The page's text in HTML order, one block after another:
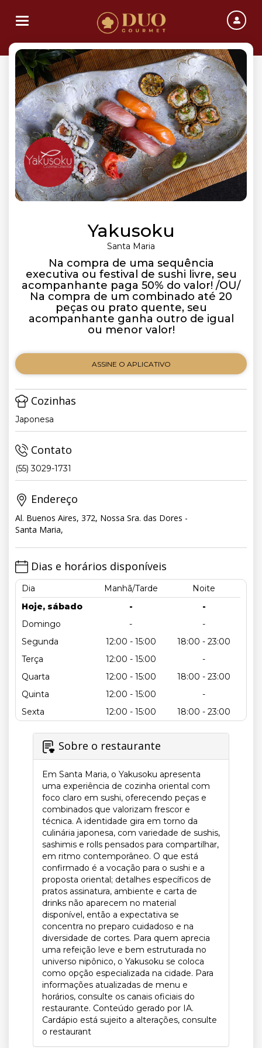
Toggle navigation
Yakusoku
Santa Maria
Na compra de uma sequência
executiva ou festival de sushi livre, seu
acompanhante paga 50% do valor! /OU/
Na compra de um combinado até 20
peças ou prato quente, seu
acompanhante ganha outro de igual
ou menor valor!
ASSINE O APLICATIVO
Cozinhas
Japonesa
Contato
(55) 3029-1731
Endereço
Al. Buenos Aires, 372, Nossa Sra. das Dores -
Santa Maria,
Dias e horários disponíveis
Dia Manhã/Tarde
Noite
Hoje, sábado
-
-
Domingo
-
-
Segunda
12:00 - 15:00
18:00 - 23:00
Terça
12:00 - 15:00
-
Quarta
12:00 - 15:00
18:00 - 23:00
Quinta
12:00 - 15:00
-
Sexta
12:00 - 15:00 18:00 - 23:00
Sobre o restaurante
Em Santa Maria, o Yakusoku apresenta
uma experiência de cozinha oriental com
foco claro em sushi, oferecendo peças e
combinados que valorizam frescor e
técnica. A identidade gira em torno da
culinária japonesa, com variedade de sushis,
sashimis e rolls pensados para compartilhar,
em ritmo contemporâneo. O que está
confirmado é a vocação para o sushi e a
proposta oriental; detalhes específicos de
pratos assinatura, ambiente e carta de
drinks não aparecem no material
disponível, então a expectativa se
concentra no preparo cuidadoso e na
diversidade de cortes. Para quem aprecia
uma refeição leve e bem estruturada no
universo nipônico, o Yakusoku se coloca
como opção especializada na cidade. Para
informações atualizadas de menu e
horários, consulte os canais oficiais do
restaurante. Conteúdo gerado por IA.
Cardápio está sujeito a alterações, consulte
o restaurant